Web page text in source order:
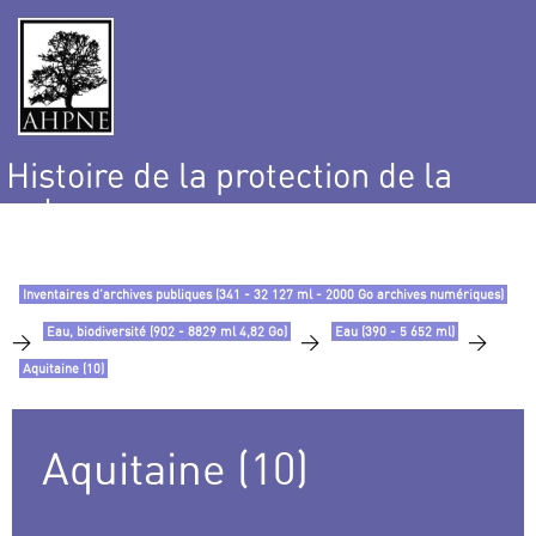
Histoire de la protection de la
nature
Inventaires d’archives publiques (341 - 32 127 ml - 2000 Go archives numériques)
> Eau, biodiversité (902 - 8829 ml 4,82 Go) > Eau (390 - 5 652 ml) >
Aquitaine (10)
Aquitaine (10)